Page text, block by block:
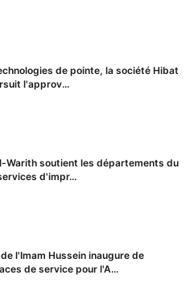
de pointe, la société Hibat
l'approv...
Warith soutient les départements du
d'impr...
l'Imam Hussein inaugure de
de service pour l'A...